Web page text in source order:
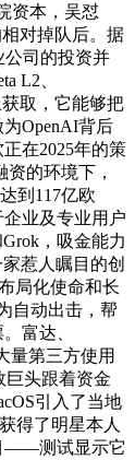
资本，吴怼
对掉队后。据
司的投资并
L2、
获取，它能够把
OpenAI背后
在2025年的策
的环境下，
到117亿欧
业及专业用户
，吸金能力
惹人瞩目的创
局化使命和长
自动出击，帮
富达、
量第三方使用
巨头跟着资金
引入了当地
得了明星本人
——测试显示它